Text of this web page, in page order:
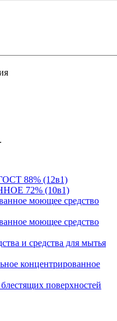
88% (12в1)
72% (10в1)
моющее средство
моющее средство
и средства для мытья
концентрированное
поверхностей